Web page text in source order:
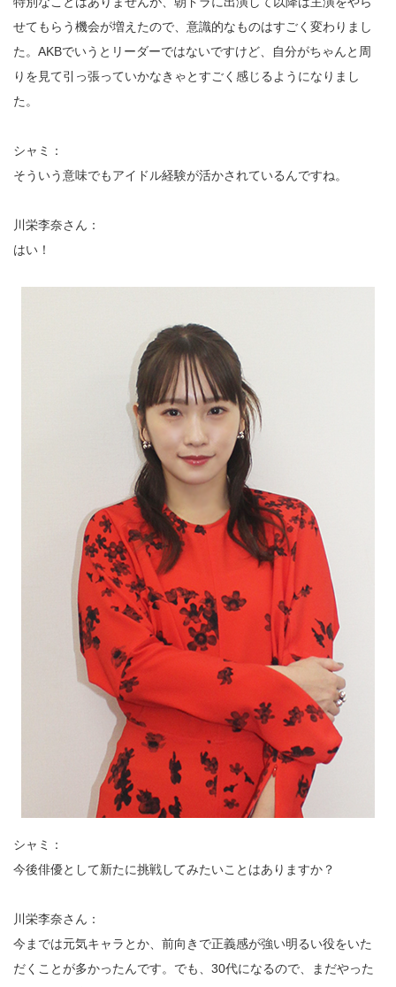
せてもらう機会が増えたので、意識的なものはすごく変わりまし
た。AKBでいうとリーダーではないですけど、自分がちゃんと周
りを見て引っ張っていかなきゃとすごく感じるようになりまし
た。
シャミ：
そういう意味でもアイドル経験が活かされているんですね。
川栄李奈さん：
はい！
シャミ：
今後俳優として新たに挑戦してみたいことはありますか？
川栄李奈さん：
今までは元気キャラとか、前向きで正義感が強い明るい役をいた
だくことが多かったんです。でも、30代になるので、まだやった